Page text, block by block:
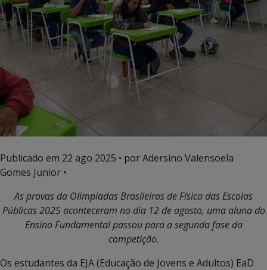
Publicado em 22 ago 2025 • por Adersino Valensoela
Gomes Junior •
As provas da Olimpíadas Brasileiras de Física das Escolas
Públicas 2025 aconteceram no dia 12 de agosto, uma aluna do
Ensino Fundamental passou para a segunda fase da
competição.
Os estudantes da EJA (Educação de Jovens e Adultos) EaD